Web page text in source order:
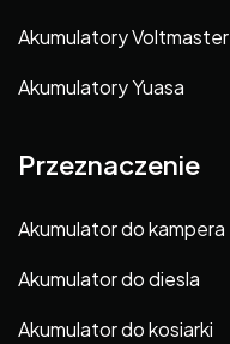
Akumulatory Voltmaster
Akumulatory Yuasa
Przeznaczenie
Akumulator do kampera
Akumulator do diesla
Akumulator do kosiarki